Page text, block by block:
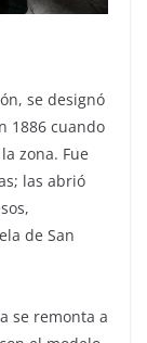
se designó
1886 cuando
zona. Fue
las abrió
de San
se remonta a